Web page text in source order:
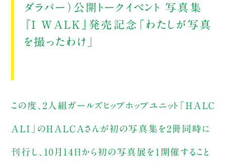
ダラパー）公開トークイベント 写真集
『Ｉ ＷＡＬＫ』発売記念「わたしが写真
を撮ったわけ」
この度、2人組ガールズヒップホップユニット「HALC
ALI」のHALCAさんが初の写真集を2冊同時に
刊行し、10月14日から初の写真展を1開催すること